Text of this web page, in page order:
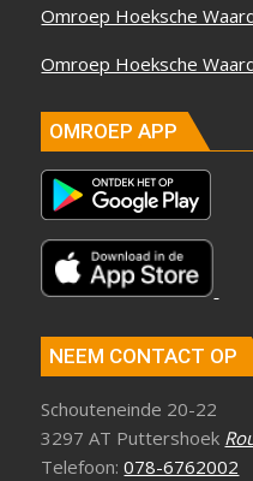
Omroep Hoeksche
Omroep Hoeksche
OMROEP APP
NEEM CONTACT OP
Schouteneinde 20-22
3297 AT Puttershoek
Telefoon:078-6762002